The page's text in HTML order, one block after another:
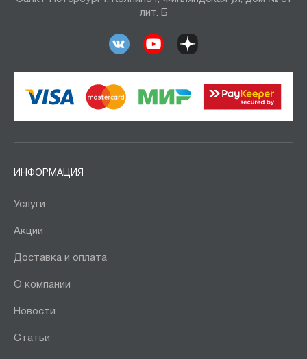
лит. Б
ИНФОРМАЦИЯ
Услуги
Акции
Доставка и оплата
О компании
Новости
Статьи